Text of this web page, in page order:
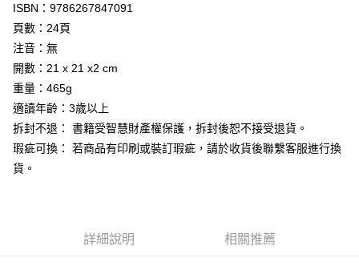
便利好安心！
１．簡單：不需註冊會員、不需綁卡、不需儲值。
２．便利：只要手機號碼，簡訊認證，即可結帳。
３．安心：先確認商品／服務後，再付款。
１．於結帳方式選擇「AFTEE先享後付」後，將跳轉至「AFTEE先享後付」
結帳頁面，進行簡訊認證並確認金額後，即可完成結帳。
２．訂單成立數日內，您將收到繳費通知簡訊。
３．收到繳費通知簡訊後14天內，點擊此簡訊中的連結，可透過四大超商／
ATM／網路銀行／等多元方式進行付款，方視為交易完成。
※ 請注意：結帳手續完成當下不需立刻繳費，但若您需要取消訂單，請聯絡
客戶支援中心」https://netprotections.freshdesk.com/support/home
付款後全家取貨
每筆NT$80，滿NT$799(含以上)免運費
付款後7-11取貨
每筆NT$80，滿NT$999(含以上)免運費
宅配
每筆NT$100，滿NT$999(含以上)免運費
ISBN：9786267847091
頁數：24頁
注音：無
開數：21 x 21 x2 cm
重量：465g
適讀年齡：3歲以上
拆封不退： 書籍受智慧財產權保護，拆封後恕不接受退貨。
瑕疵可換： 若商品有印刷或裝訂瑕疵，請於收貨後聯繫客服進行換
貨。
詳細說明 相關推薦